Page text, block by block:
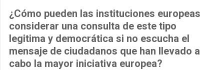
¿Cómo pueden las instituciones europeas
considerar una consulta de este tipo
legitima y democrática si no escucha el
mensaje de ciudadanos que han llevado a
cabo la mayor iniciativa europea?